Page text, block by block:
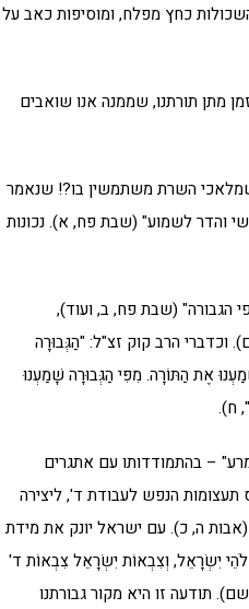
כחץ מפלח, ומוסיפות כאב על
מתן תורתנו, שממנה אנו שואבים
השרת משתמשין בו?! שנאמר
והדר לשמוע" (שבת פח, א). נכונות
הגבורה" (שבת פח, ב, ועוד),
וכדברי הרב קוק זצ"ל: "הַגְּבוּרָה
אֶת הַתּוֹרָה. מִפִּי הַגְּבוּרָה שָׁמַעְנוּ
ח).
– בהתמודדותו עם אתגרים
תעצומות הנפש לעבודת ד', ליצירה
(אבות ה, כ). עם ישראל יונק את מידת
יִשְׂרָאֵל, וְצִבְאוֹת יִשְׂרָאֵל צִבְאוֹת ד'
תודעה זו היא מקור גבורתנו